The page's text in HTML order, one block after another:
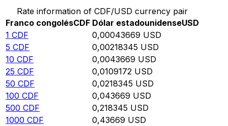
Rate information of CDF/USD currency pair
Franco congolésCDF Dólar estadounidenseUSD
1 CDF 0,00043669 USD
5 CDF 0,00218345 USD
10 CDF 0,0043669 USD
25 CDF 0,0109172 USD
50 CDF 0,0218345 USD
100 CDF 0,043669 USD
500 CDF 0,218345 USD
1000 CDF 0,43669 USD